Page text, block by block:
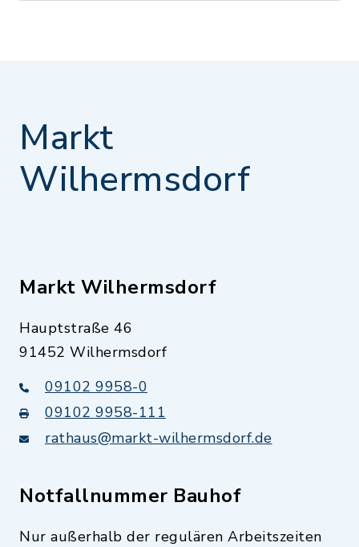
Markt
Wilhermsdorf
Markt Wilhermsdorf
Hauptstraße 46
91452 Wilhermsdorf
09102 9958-0
09102 9958-111
rathaus@markt-wilhermsdorf.de
Notfallnummer Bauhof
Nur außerhalb der regulären Arbeitszeiten